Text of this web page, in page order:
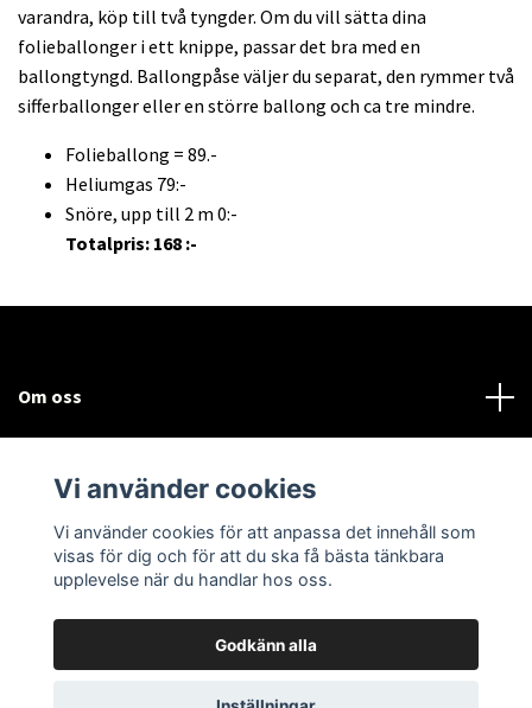
varandra, köp till två tyngder. Om du vill sätta dina
folieballonger i ett knippe, passar det bra med en
ballongtyngd. Ballongpåse väljer du separat, den rymmer två
sifferballonger eller en större ballong och ca tre mindre.
Folieballong = 89.-
Heliumgas 79:-
Snöre, upp till 2 m 0:-
Totalpris: 168 :-
Om oss
Sociala medier
© 2026 Bodega Partybutiken
Vi använder cookies
Vi använder cookies för att anpassa det innehåll som
visas för dig och för att du ska få bästa tänkbara
upplevelse när du handlar hos oss.
Godkänn alla